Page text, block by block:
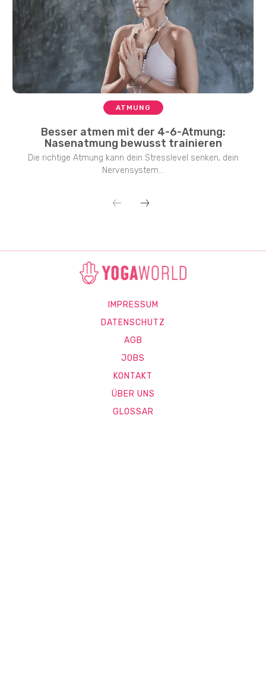
ATMUNG
Besser atmen mit der 4-6-Atmung:
Nasenatmung bewusst trainieren
Die richtige Atmung kann dein Stresslevel senken, dein
Nervensystem...
IMPRESSUM
DATENSCHUTZ
AGB
JOBS
KONTAKT
ÜBER UNS
GLOSSAR